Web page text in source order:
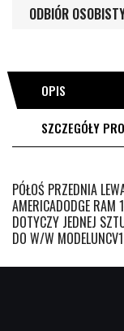
ODBIÓR
OPIS
SZCZEGÓŁY
PÓŁOŚ PRZEDNIA
AMERICADODGE
DOTYCZY JEDNEJ
DO W/W